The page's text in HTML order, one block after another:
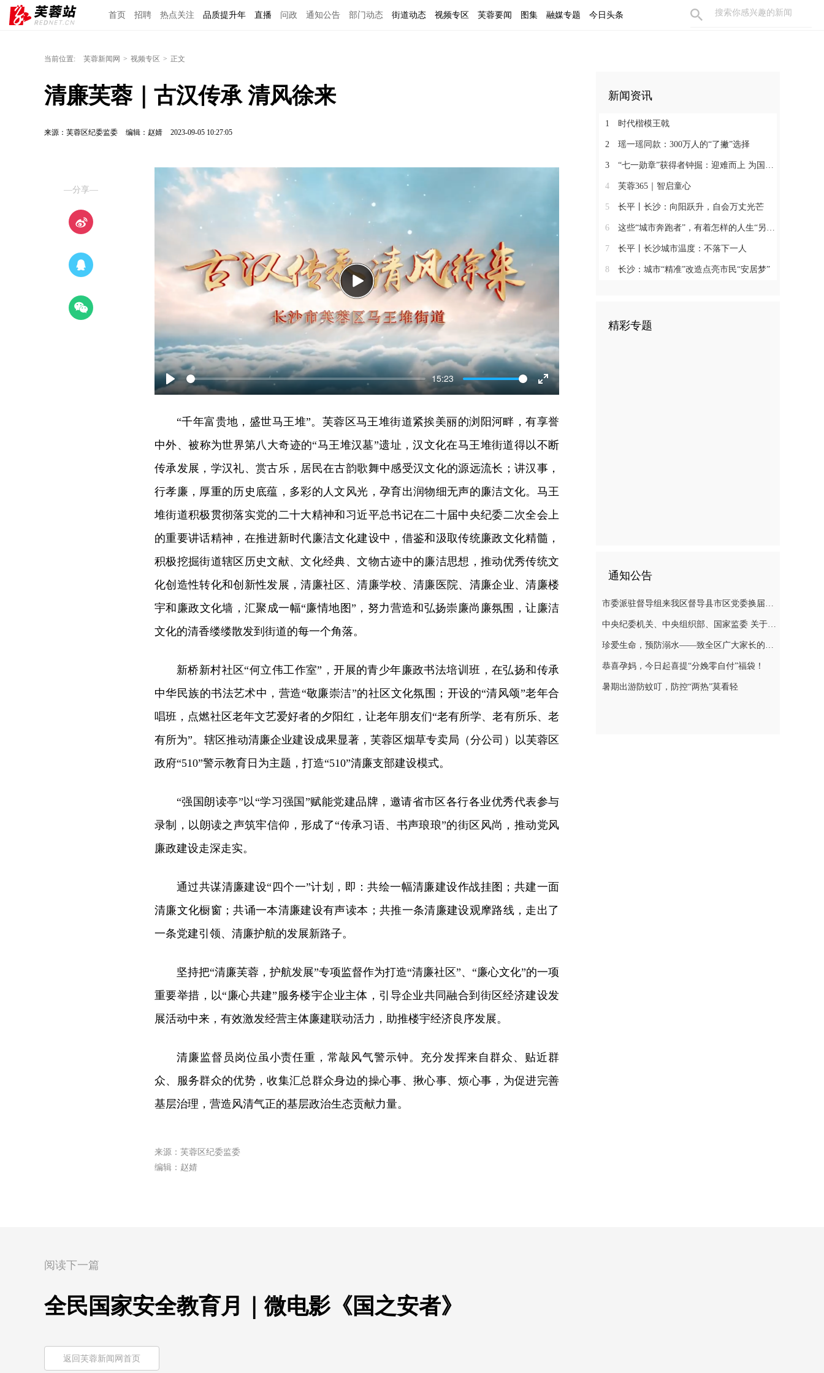
首页 招聘 热点关注 品质提升年 直播 问政 通知公告 部门动态 街道动态 视频专区 芙蓉要闻 图集 融媒专题 今日头条
当前位置: 芙蓉新闻网 > 视频专区 > 正文
清廉芙蓉｜古汉传承 清风徐来
来源：芙蓉区纪委监委 编辑：赵婧 2023-09-05 10:27:05
—分享—
Play
15:23
Enter
Play
“千年富贵地，盛世马王堆”。芙蓉区马王堆街道紧挨美丽的浏阳河畔，有享誉
中外、被称为世界第八大奇迹的“马王堆汉墓”遗址，汉文化在马王堆街道得以不断
传承发展，学汉礼、赏古乐，居民在古韵歌舞中感受汉文化的源远流长；讲汉事，
行孝廉，厚重的历史底蕴，多彩的人文风光，孕育出润物细无声的廉洁文化。马王
堆街道积极贯彻落实党的二十大精神和习近平总书记在二十届中央纪委二次全会上
的重要讲话精神，在推进新时代廉洁文化建设中，借鉴和汲取传统廉政文化精髓，
积极挖掘街道辖区历史文献、文化经典、文物古迹中的廉洁思想，推动优秀传统文
化创造性转化和创新性发展，清廉社区、清廉学校、清廉医院、清廉企业、清廉楼
宇和廉政文化墙，汇聚成一幅“廉情地图”，努力营造和弘扬崇廉尚廉氛围，让廉洁
文化的清香缕缕散发到街道的每一个角落。
新桥新村社区“何立伟工作室”，开展的青少年廉政书法培训班，在弘扬和传承
中华民族的书法艺术中，营造“敬廉崇洁”的社区文化氛围；开设的“清风颂”老年合
唱班，点燃社区老年文艺爱好者的夕阳红，让老年朋友们“老有所学、老有所乐、老
有所为”。辖区推动清廉企业建设成果显著，芙蓉区烟草专卖局（分公司）以芙蓉区
政府“510”警示教育日为主题，打造“510”清廉支部建设模式。
“强国朗读亭”以“学习强国”赋能党建品牌，邀请省市区各行各业优秀代表参与
录制，以朗读之声筑牢信仰，形成了“传承习语、书声琅琅”的街区风尚，推动党风
廉政建设走深走实。
通过共谋清廉建设“四个一”计划，即：共绘一幅清廉建设作战挂图；共建一面
清廉文化橱窗；共诵一本清廉建设有声读本；共推一条清廉建设观摩路线，走出了
一条党建引领、清廉护航的发展新路子。
坚持把“清廉芙蓉，护航发展”专项监督作为打造“清廉社区”、“廉心文化”的一项
重要举措，以“廉心共建”服务楼宇企业主体，引导企业共同融合到街区经济建设发
展活动中来，有效激发经营主体廉建联动活力，助推楼宇经济良序发展。
清廉监督员岗位虽小责任重，常敲风气警示钟。充分发挥来自群众、贴近群
众、服务群众的优势，收集汇总群众身边的操心事、揪心事、烦心事，为促进完善
基层治理，营造风清气正的基层政治生态贡献力量。
来源：芙蓉区纪委监委
编辑：赵婧
新闻资讯
1 时代楷模王戟
2 瑶一瑶同款：300万人的“了撇”选择
3 “七一勋章”获得者钟掘：迎难而上 为国攻坚
4 芙蓉365｜智启童心
5 长平丨长沙：向阳跃升，自会万丈光芒
6 这些“城市奔跑者”，有着怎样的人生“另一面”？
7 长平丨长沙城市温度：不落下一人
8 长沙：城市“精准”改造点亮市民“安居梦”
精彩专题
通知公告
市委派驻督导组来我区督导县市区党委换届选举风气
中央纪委机关、中央组织部、国家监委 关于换届纪律的“十个严禁”要求
珍爱生命，预防溺水——致全区广大家长的一封信
恭喜孕妈，今日起喜提“分娩零自付”福袋！
暑期出游防蚊叮，防控“两热”莫看轻
阅读下一篇
全民国家安全教育月｜微电影《国之安者》
返回芙蓉新闻网首页